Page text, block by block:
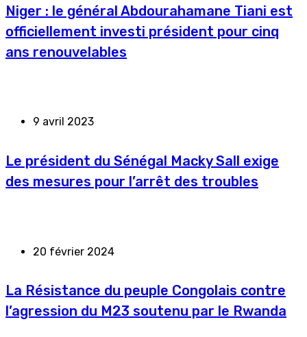
Niger : le général Abdourahamane Tiani est
officiellement investi président pour cinq
ans renouvelables
9 avril 2023
Le président du Sénégal Macky Sall exige
des mesures pour l’arrêt des troubles
20 février 2024
La Résistance du peuple Congolais contre
l’agression du M23 soutenu par le Rwanda